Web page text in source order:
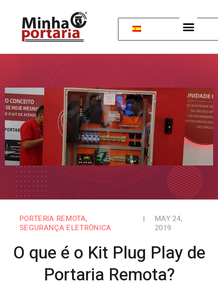
PORTERIA REMOTA,
SEGURANÇA ELETRÔNICA
|
MAY 24,
2019
O que é o Kit Plug Play de
Portaria Remota?